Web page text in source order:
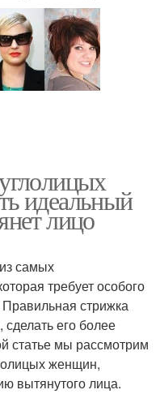
идеальный
лицо
самых
требует особого
стрижка
его более
статье мы рассмотрим
женщин,
вытянутого лица.